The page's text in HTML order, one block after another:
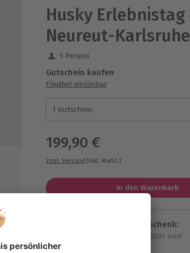
Husky Erlebnistag
Neureut-Karlsruhe
1 Person
Gutschein kaufen
Flexibel einlösbar
1 Gutschein
1 Gutschein
1 Gutschein
199,90 €
zzgl. Versand (inkl. MwSt.)
In den Warenkorb
Immer das passende Geschenk:
Große Auswahl, volle Flexibilität und
maximale Sicherheit